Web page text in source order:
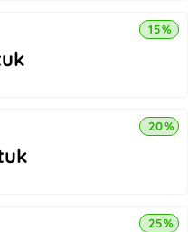
15%
20%
25%